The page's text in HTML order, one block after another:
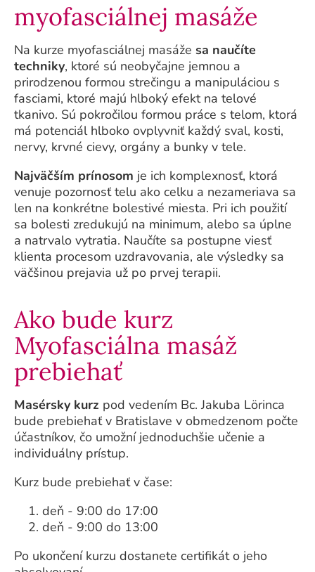
myofasciálnej masáže
Na kurze myofasciálnej masáže sa naučíte
techniky, ktoré sú neobyčajne jemnou a
prirodzenou formou strečingu a manipuláciou s
fasciami, ktoré majú hlboký efekt na telové
tkanivo. Sú pokročilou formou práce s telom, ktorá
má potenciál hlboko ovplyvniť každý sval, kosti,
nervy, krvné cievy, orgány a bunky v tele.
Najväčším prínosom je ich komplexnosť, ktorá
venuje pozornosť telu ako celku a nezameriava sa
len na konkrétne bolestivé miesta. Pri ich použití
sa bolesti zredukujú na minimum, alebo sa úplne
a natrvalo vytratia. Naučíte sa postupne viesť
klienta procesom uzdravovania, ale výsledky sa
väčšinou prejavia už po prvej terapii.
Ako bude kurz
Myofasciálna masáž
prebiehať
Masérsky kurz pod vedením Bc. Jakuba Lörinca
bude prebiehať v Bratislave v obmedzenom počte
účastníkov, čo umožní jednoduchšie učenie a
individuálny prístup.
Kurz bude prebiehať v čase:
deň - 9:00 do 17:00
deň - 9:00 do 13:00
Po ukončení kurzu dostanete certifikát o jeho